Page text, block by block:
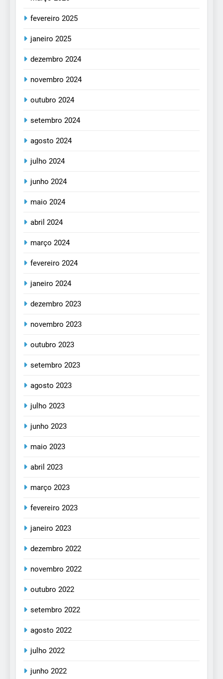
fevereiro 2025
janeiro 2025
dezembro 2024
novembro 2024
outubro 2024
setembro 2024
agosto 2024
julho 2024
junho 2024
maio 2024
abril 2024
março 2024
fevereiro 2024
janeiro 2024
dezembro 2023
novembro 2023
outubro 2023
setembro 2023
agosto 2023
julho 2023
junho 2023
maio 2023
abril 2023
março 2023
fevereiro 2023
janeiro 2023
dezembro 2022
novembro 2022
outubro 2022
setembro 2022
agosto 2022
julho 2022
junho 2022